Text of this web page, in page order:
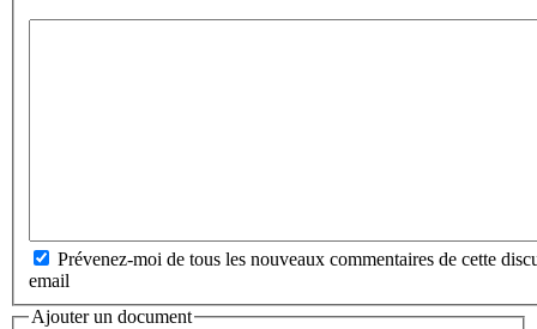
Prévenez-moi de tous les nouveaux commentaires de cette
email
Ajouter un document